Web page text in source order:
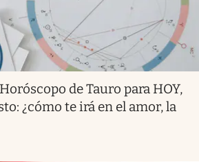
Horóscopo de Tauro para HOY,
¿cómo te irá en el amor, la